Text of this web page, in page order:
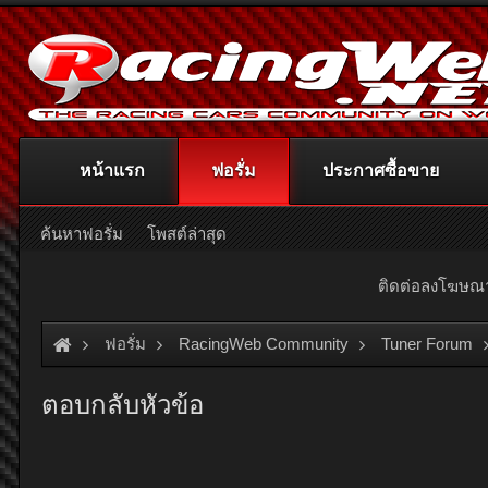
ติดต่อลงโฆษ
ฟอรั่ม RacingWeb Community Tuner Forum
ตอบกลับหัวข้อ
หน้าแรก ฟอรั่ม
ค้นหาฟอรั่ม โพสต์ล่าสุด
ประกาศซื้อขาย